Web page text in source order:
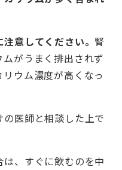
意してください。 腎
がうまく排出されず
ウム濃度が高くなっ
医師と相談した上で
、すぐに飲むのを中